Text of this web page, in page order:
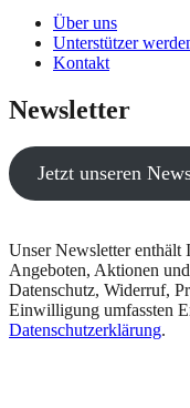
Über uns
Unterstützer
Kontakt
Newsletter
Jetzt unseren
Unser Newsletter enthält
Angeboten, Aktionen
Datenschutz, Widerruf,
Einwilligung umfassten
Datenschutzerklärung.